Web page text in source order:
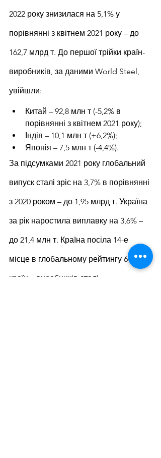
2022 року знизилася на 5,1% у
порівнянні з квітнем 2021 року – до
162,7 млрд т. До першої трійки країн-
виробників, за даними World Steel,
увійшли:
Китай – 92,8 млн т (-5,2% в
порівнянні з квітнем 2021 року);
Індія – 10,1 млн т (+6,2%);
Японія – 7,5 млн т (-4,4%).
За підсумками 2021 року глобальний
випуск сталі зріс на 3,7% в порівнянні
з 2020 роком – до 1,95 млрд т. Україна
за рік наростила виплавку на 3,6% –
до 21,4 млн т. Країна посіла 14-е
місце в глобальному рейтингу 64
країн – виробників сталі.